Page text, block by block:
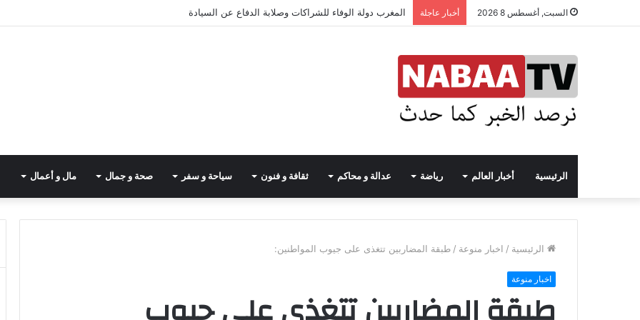
السبت, أغسطس 8 2026 أخبار عاجلة المغرب دولة الوفاء للشراكات وصلابة الدفاع عن السيادة
الرئيسية أخبار العالم رياضة عدالة و محاكم ثقافة و فنون سياحة و سفر صحة و جمال مال و أعمال
الرئيسية / اخبار منوعة / طبقة المضاربين تتغذى على جيوب المواطنين:
اخبار منوعة